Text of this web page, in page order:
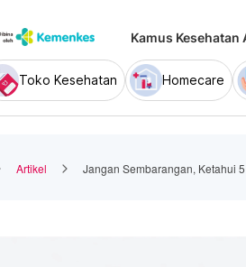
Kamus Kesehatan
Toko Kesehatan Homecare
Artikel Jangan Sembarangan, Ketahui